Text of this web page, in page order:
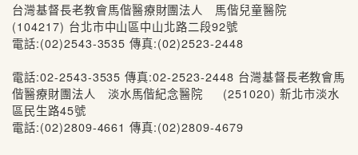
台灣基督長老教會馬偕醫療財團法人 馬偕兒童醫院
(104217) 台北市中山區中山北路二段92號
電話:(02)2543-3535 傳真:(02)2523-2448
電話:02-2543-3535 傳真:02-2523-2448 台灣基督長老教會馬
偕醫療財團法人 淡水馬偕紀念醫院 (251020) 新北市淡水
區民生路45號
電話:(02)2809-4661 傳真:(02)2809-4679